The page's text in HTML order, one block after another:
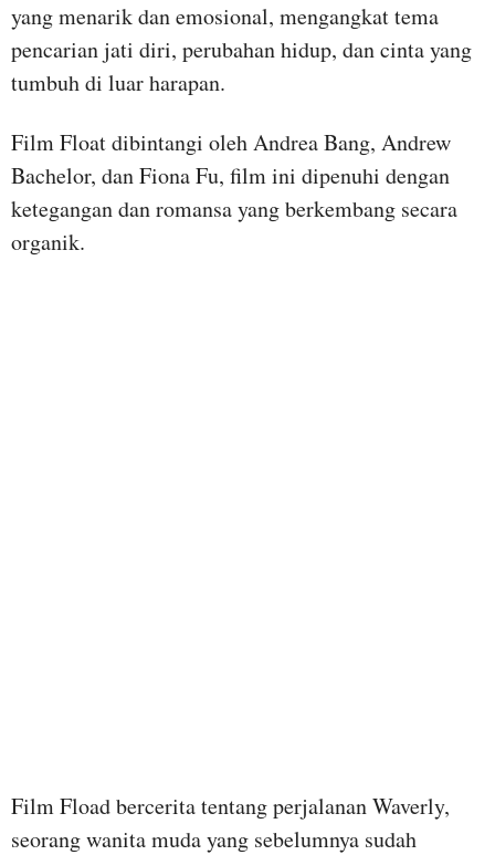
yang menarik dan emosional, mengangkat tema
pencarian jati diri, perubahan hidup, dan cinta yang
tumbuh di luar harapan.
Film Float dibintangi oleh Andrea Bang, Andrew
Bachelor, dan Fiona Fu, film ini dipenuhi dengan
ketegangan dan romansa yang berkembang secara
organik.
Film Fload bercerita tentang perjalanan Waverly,
seorang wanita muda yang sebelumnya sudah